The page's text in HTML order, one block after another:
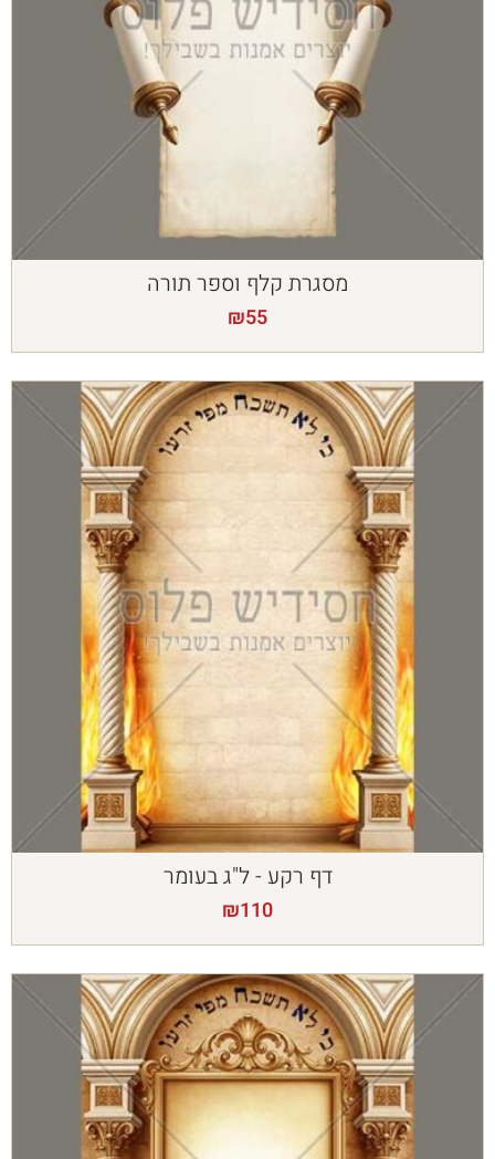
מסגרת קלף וספר תורה
₪55
דף רקע - ל"ג בעומר
₪110